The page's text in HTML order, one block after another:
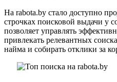
На rabota.by стало доступно
строчках поисковой выдачи у
позволяет управлять
привлекать релевантных
найма и собирать отклики за